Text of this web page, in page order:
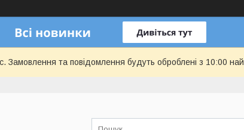
Замовлення та повідомлення будуть оброблені з 10:00